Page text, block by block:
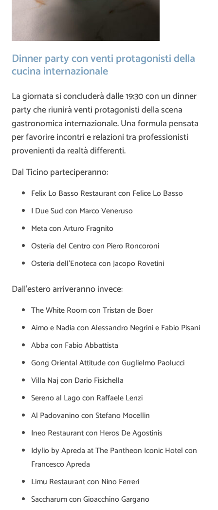
Dinner party con venti protagonisti della
cucina internazionale
La giornata si concluderà dalle 19:30 con un dinner
party che riunirà venti protagonisti della scena
gastronomica internazionale. Una formula pensata
per favorire incontri e relazioni tra professionisti
provenienti da realtà differenti.
Dal Ticino parteciperanno:
Felix Lo Basso Restaurant con Felice Lo Basso
I Due Sud con Marco Veneruso
Meta con Arturo Fragnito
Osteria del Centro con Piero Roncoroni
Osteria dell’Enoteca con Jacopo Rovetini
Dall’estero arriveranno invece:
The White Room con Tristan de Boer
Aimo e Nadia con Alessandro Negrini e Fabio Pisani
Abba con Fabio Abbattista
Gong Oriental Attitude con Guglielmo Paolucci
Villa Naj con Dario Fisichella
Sereno al Lago con Raffaele Lenzi
Al Padovanino con Stefano Mocellin
Ineo Restaurant con Heros De Agostinis
Idylio by Apreda at The Pantheon Iconic Hotel con
Francesco Apreda
Limu Restaurant con Nino Ferreri
Saccharum con Gioacchino Gargano